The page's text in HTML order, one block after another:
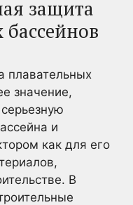
защита
плавательных
значение,
и
как для его
В